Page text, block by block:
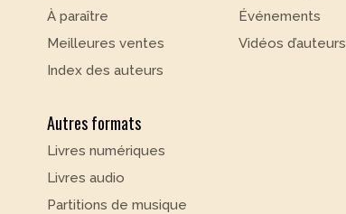
À paraître
Meilleures ventes
Index des auteurs
Autres formats
Livres numériques
Livres audio
Partitions de musique
Événements
Vidéos d’auteurs